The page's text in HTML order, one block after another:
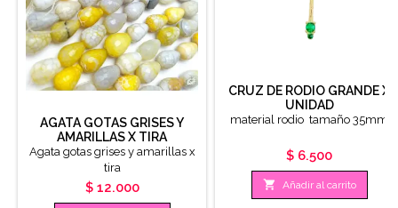
AGATA GOTAS GRISES Y
AMARILLAS X TIRA
Agata gotas grises y amarillas x
tira
Precio
$ 12.000
CRUZ DE RODIO GRANDE X
UNIDAD
material rodio tamaño 35mm
Precio
$ 6.500
 Añadir al carrito